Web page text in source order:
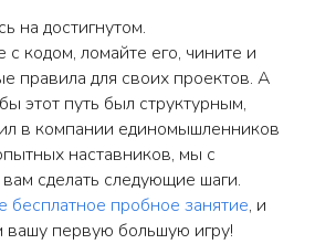
на достигнутом.
кодом, ломайте его, чините и
правила для своих проектов. А
этот путь был структурным,
в компании единомышленников
наставников, мы с
сделать следующие шаги.
бесплатное пробное занятие, и
первую большую игру!